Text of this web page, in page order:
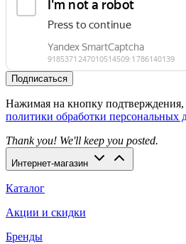
Подписаться
Нажимая на кнопку
политики обработки персональных
Thank you! We'll keep you posted.
Интернет-магазин
Каталог
Акции и скидки
Бренды